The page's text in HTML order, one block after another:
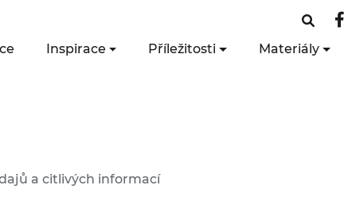
Inspirace Příležitosti Materiály
a citlivých informací